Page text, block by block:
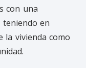
con una
en
la vivienda como